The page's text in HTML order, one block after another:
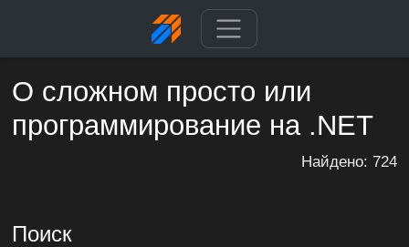
О сложном просто или
программирование на .NET
Найдено: 724
Поиск